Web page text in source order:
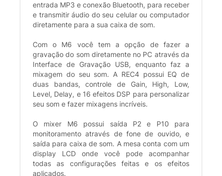
entrada MP3 e conexão Bluetooth, para receber
e transmitir áudio do seu celular ou computador
diretamente para a sua caixa de som.
Com o M6 você tem a opção de fazer a
gravação do som diretamente no PC através da
Interface de Gravação USB, enquanto faz a
mixagem do seu som. A REC4 possui EQ de
duas bandas, controle de Gain, High, Low,
Level, Delay, e 16 efeitos DSP para personalizar
seu som e fazer mixagens incríveis.
O mixer M6 possui saída P2 e P10 para
monitoramento através de fone de ouvido, e
saída para caixa de som. A mesa conta com um
display LCD onde você pode acompanhar
todas as configurações feitas e os efeitos
aplicados.